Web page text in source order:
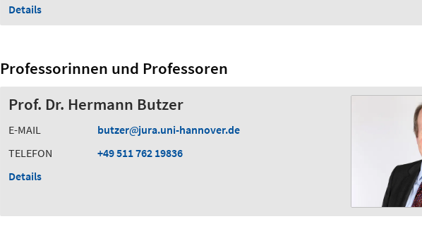
Details
Professorinnen und Professoren
Prof. Dr. Hermann Butzer
E-MAIL butzer
jura.uni-hannover.de
TELEFON
+49 511 762 19836
Details